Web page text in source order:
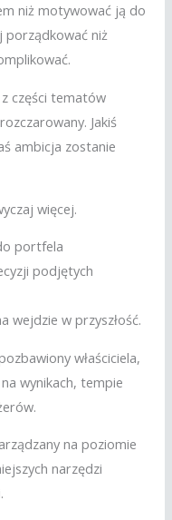
niż motywować ją do
porządkować niż
części tematów
Jakiś
ambicja zostanie
więcej.
portfela
podjętych
wejdzie w przyszłość.
właściciela,
wynikach, tempie
na poziomie
narzędzi